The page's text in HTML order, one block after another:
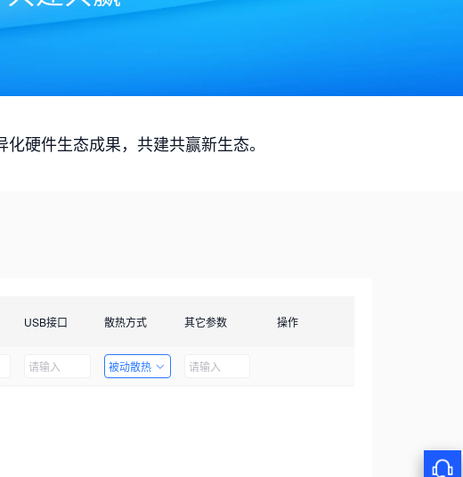
硬件生态成果，共建共赢新生态。
USB接口 散热方式 其它参数 操作
被动散热